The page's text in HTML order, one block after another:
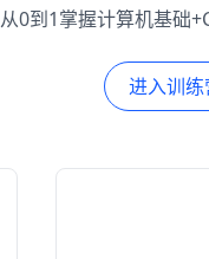
从0到1掌握计算机基础
进入训